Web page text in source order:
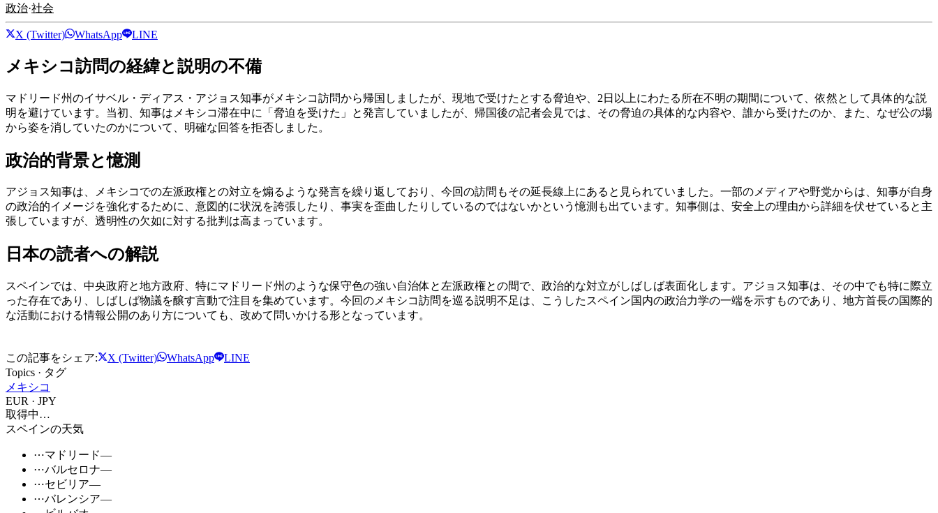
政治·社会
X (Twitter) WhatsApp LINE
メキシコ訪問の経緯と説明の不備
マドリード州のイサベル・ディアス・アジョス知事がメキシコ訪問から帰国しましたが、現地で受けたとする脅迫や、2日以上にわたる所在不明の期間について、依然として具体的な説
明を避けています。当初、知事はメキシコ滞在中に「脅迫を受けた」と発言していましたが、帰国後の記者会見では、その脅迫の具体的な内容や、誰から受けたのか、また、なぜ公の場
から姿を消していたのかについて、明確な回答を拒否しました。
政治的背景と憶測
アジョス知事は、メキシコでの左派政権との対立を煽るような発言を繰り返しており、今回の訪問もその延長線上にあると見られていました。一部のメディアや野党からは、知事が自身
の政治的イメージを強化するために、意図的に状況を誇張したり、事実を歪曲したりしているのではないかという憶測も出ています。知事側は、安全上の理由から詳細を伏せていると主
張していますが、透明性の欠如に対する批判は高まっています。
日本の読者への解説
スペインでは、中央政府と地方政府、特にマドリード州のような保守色の強い自治体と左派政権との間で、政治的な対立がしばしば表面化します。アジョス知事は、その中でも特に際立
った存在であり、しばしば物議を醸す言動で注目を集めています。今回のメキシコ訪問を巡る説明不足は、こうしたスペイン国内の政治力学の一端を示すものであり、地方首長の国際的
な活動における情報公開のあり方についても、改めて問いかける形となっています。
この記事をシェア: X (Twitter) WhatsApp
LINE
Topics · タグ
メキシコ
EUR · JPY
取得中…
スペインの天気
⋯マドリード—
⋯バルセロナ—
⋯セビリア—
⋯バレンシア—